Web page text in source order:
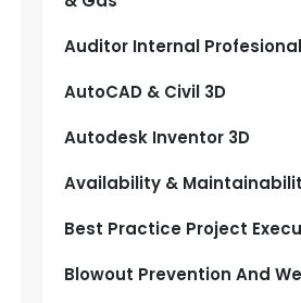
Auditor Internal Profesional
AutoCAD & Civil 3D
Autodesk Inventor 3D
Availability &
Best Practice Project
Blowout Prevention And